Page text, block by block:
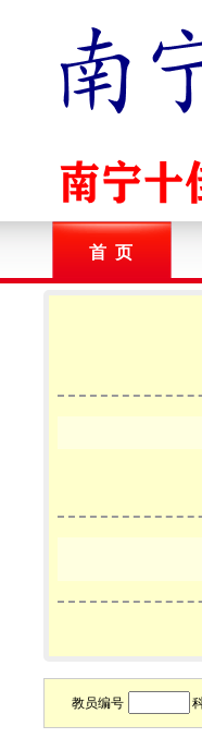
首 页
教员编号